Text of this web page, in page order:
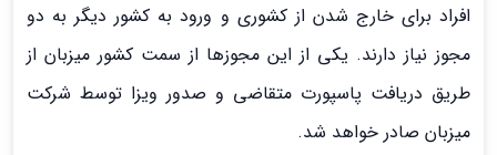
افراد برای خارج شدن از کشوری و ورود به کشور دیگر به دو
مجوز نیاز دارند. یکی از این مجوزها از سمت کشور میزبان از
طریق دریافت پاسپورت متقاضی و صدور ویزا توسط شرکت
میزبان صادر خواهد شد.